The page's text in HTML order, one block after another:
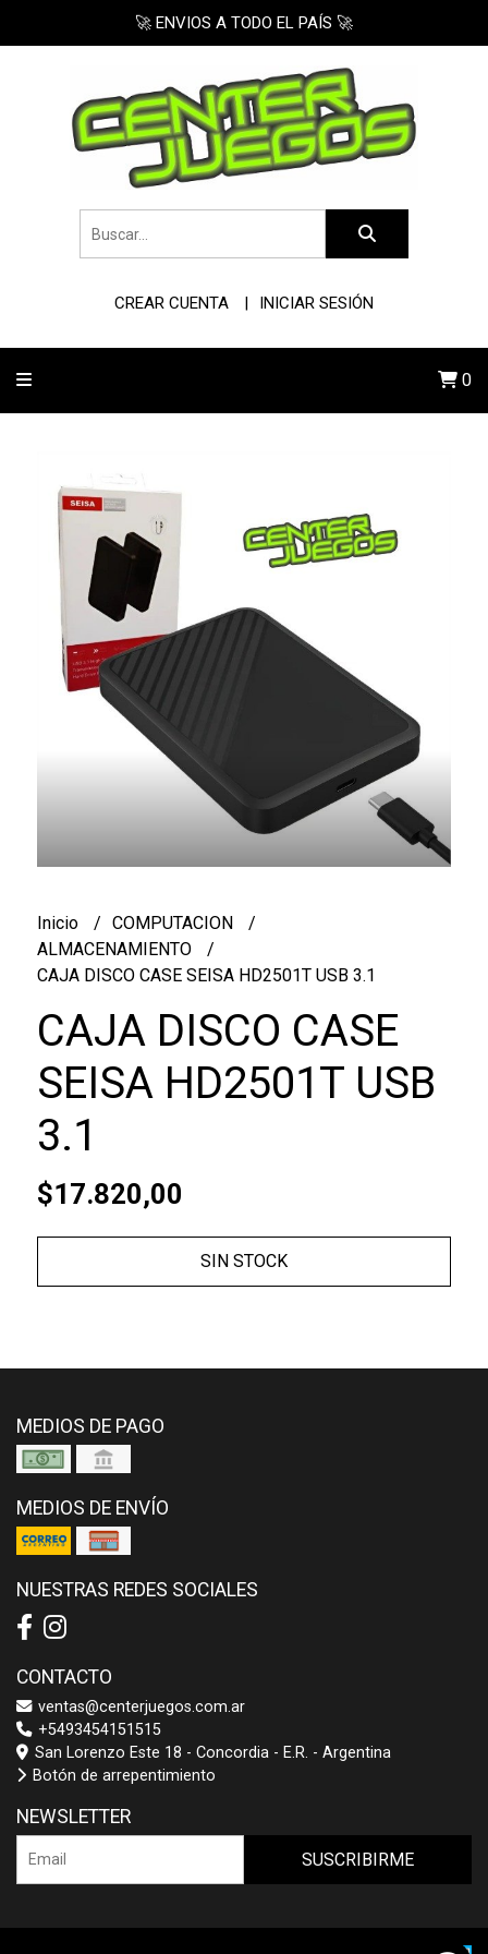
🚀 ENVIOS A TODO EL PAÍS 🚀
CREAR CUENTA INICIAR SESIÓN
0
Inicio
COMPUTACION
ALMACENAMIENTO
CAJA DISCO CASE SEISA HD2501T USB 3.1
CAJA DISCO CASE
SEISA HD2501T USB
3.1
$17.820,00
SIN STOCK
MEDIOS DE PAGO
MEDIOS DE ENVÍO
NUESTRAS REDES SOCIALES
CONTACTO
ventas@centerjuegos.com.ar
+5493454151515
San Lorenzo Este 18 - Concordia - E.R. - Argentina
Botón de arrepentimiento
NEWSLETTER
SUSCRIBIRME